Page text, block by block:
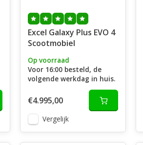
Excel Galaxy Plus EVO 4
Scootmobiel
Op voorraad
Voor 16:00 besteld, de
volgende werkdag in huis.
€4.995,00
Vergelijk